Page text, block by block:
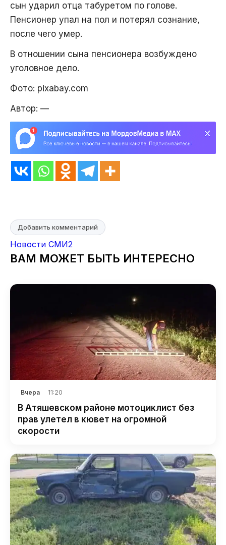
сын ударил отца табуретом по голове.
Пенсионер упал на пол и потерял сознание,
после чего умер.
В отношении сына пенсионера возбуждено
уголовное дело.
Фото: pixabay.com​
Автор: —
Добавить комментарий
Новости СМИ2
ВАМ МОЖЕТ БЫТЬ ИНТЕРЕСНО
Вчера 11:20
В Атяшевском районе мотоциклист без
прав улетел в кювет на огромной
скорости